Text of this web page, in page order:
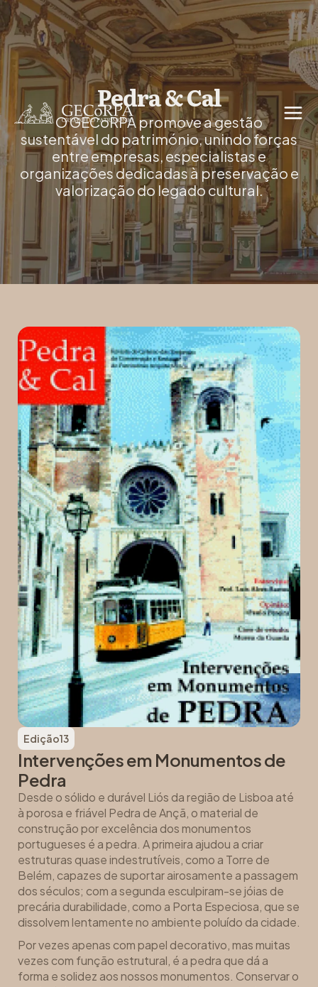
Pedra & Cal
O GECoRPA promove a gestão
sustentável do património, unindo forças
entre empresas, especialistas e
organizações dedicadas à preservação e
valorização do legado cultural.
Edição13
Intervenções em Monumentos de
Pedra
Desde o sólido e durável Liós da região de Lisboa até
à porosa e friável Pedra de Ançã, o material de
construção por excelência dos monumentos
portugueses é a pedra. A primeira ajudou a criar
estruturas quase indestrutíveis, como a Torre de
Belém, capazes de suportar airosamente a passagem
dos séculos; com a segunda esculpiram-se jóias de
precária durabilidade, como a Porta Especiosa, que se
dissolvem lentamente no ambiente poluído da cidade.
Por vezes apenas com papel decorativo, mas muitas
vezes com função estrutural, é a pedra que dá a
forma e solidez aos nossos monumentos. Conservar o